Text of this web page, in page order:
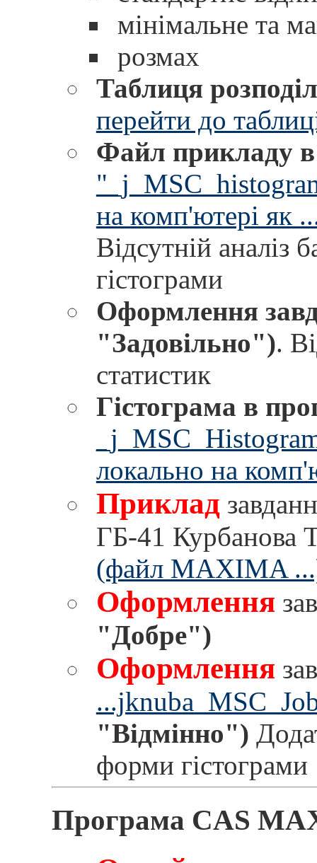
мінімальне та
розмах
Таблиця
перейти до
Файл прикладу
на комп'ютері як
Відсутній аналіз
гістограми
Оформлення
"Задовільно").
статистик
Гістограма в
локально на
Приклад
ГБ-41 Курбанова
(файл MAXIMA
Оформлення
"Добре")
Оформлення
"Відмінно")
форми гістограми
Програма CAS